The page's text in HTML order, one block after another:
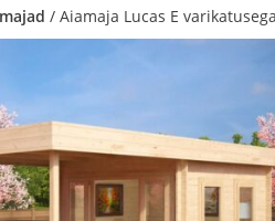
/ Aiamaja Lucas E